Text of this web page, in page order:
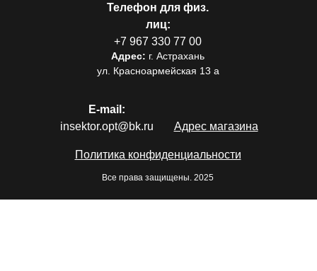
Все права защищены. 2025
Телефон для физ.
лиц:
+7 967 330 77 00
Адрес: г. Астрахань
ул. Красноармейская 13 а
E-mail:
insektor.opt@bk.ru
Политика конфиденциальности
Адрес магазина